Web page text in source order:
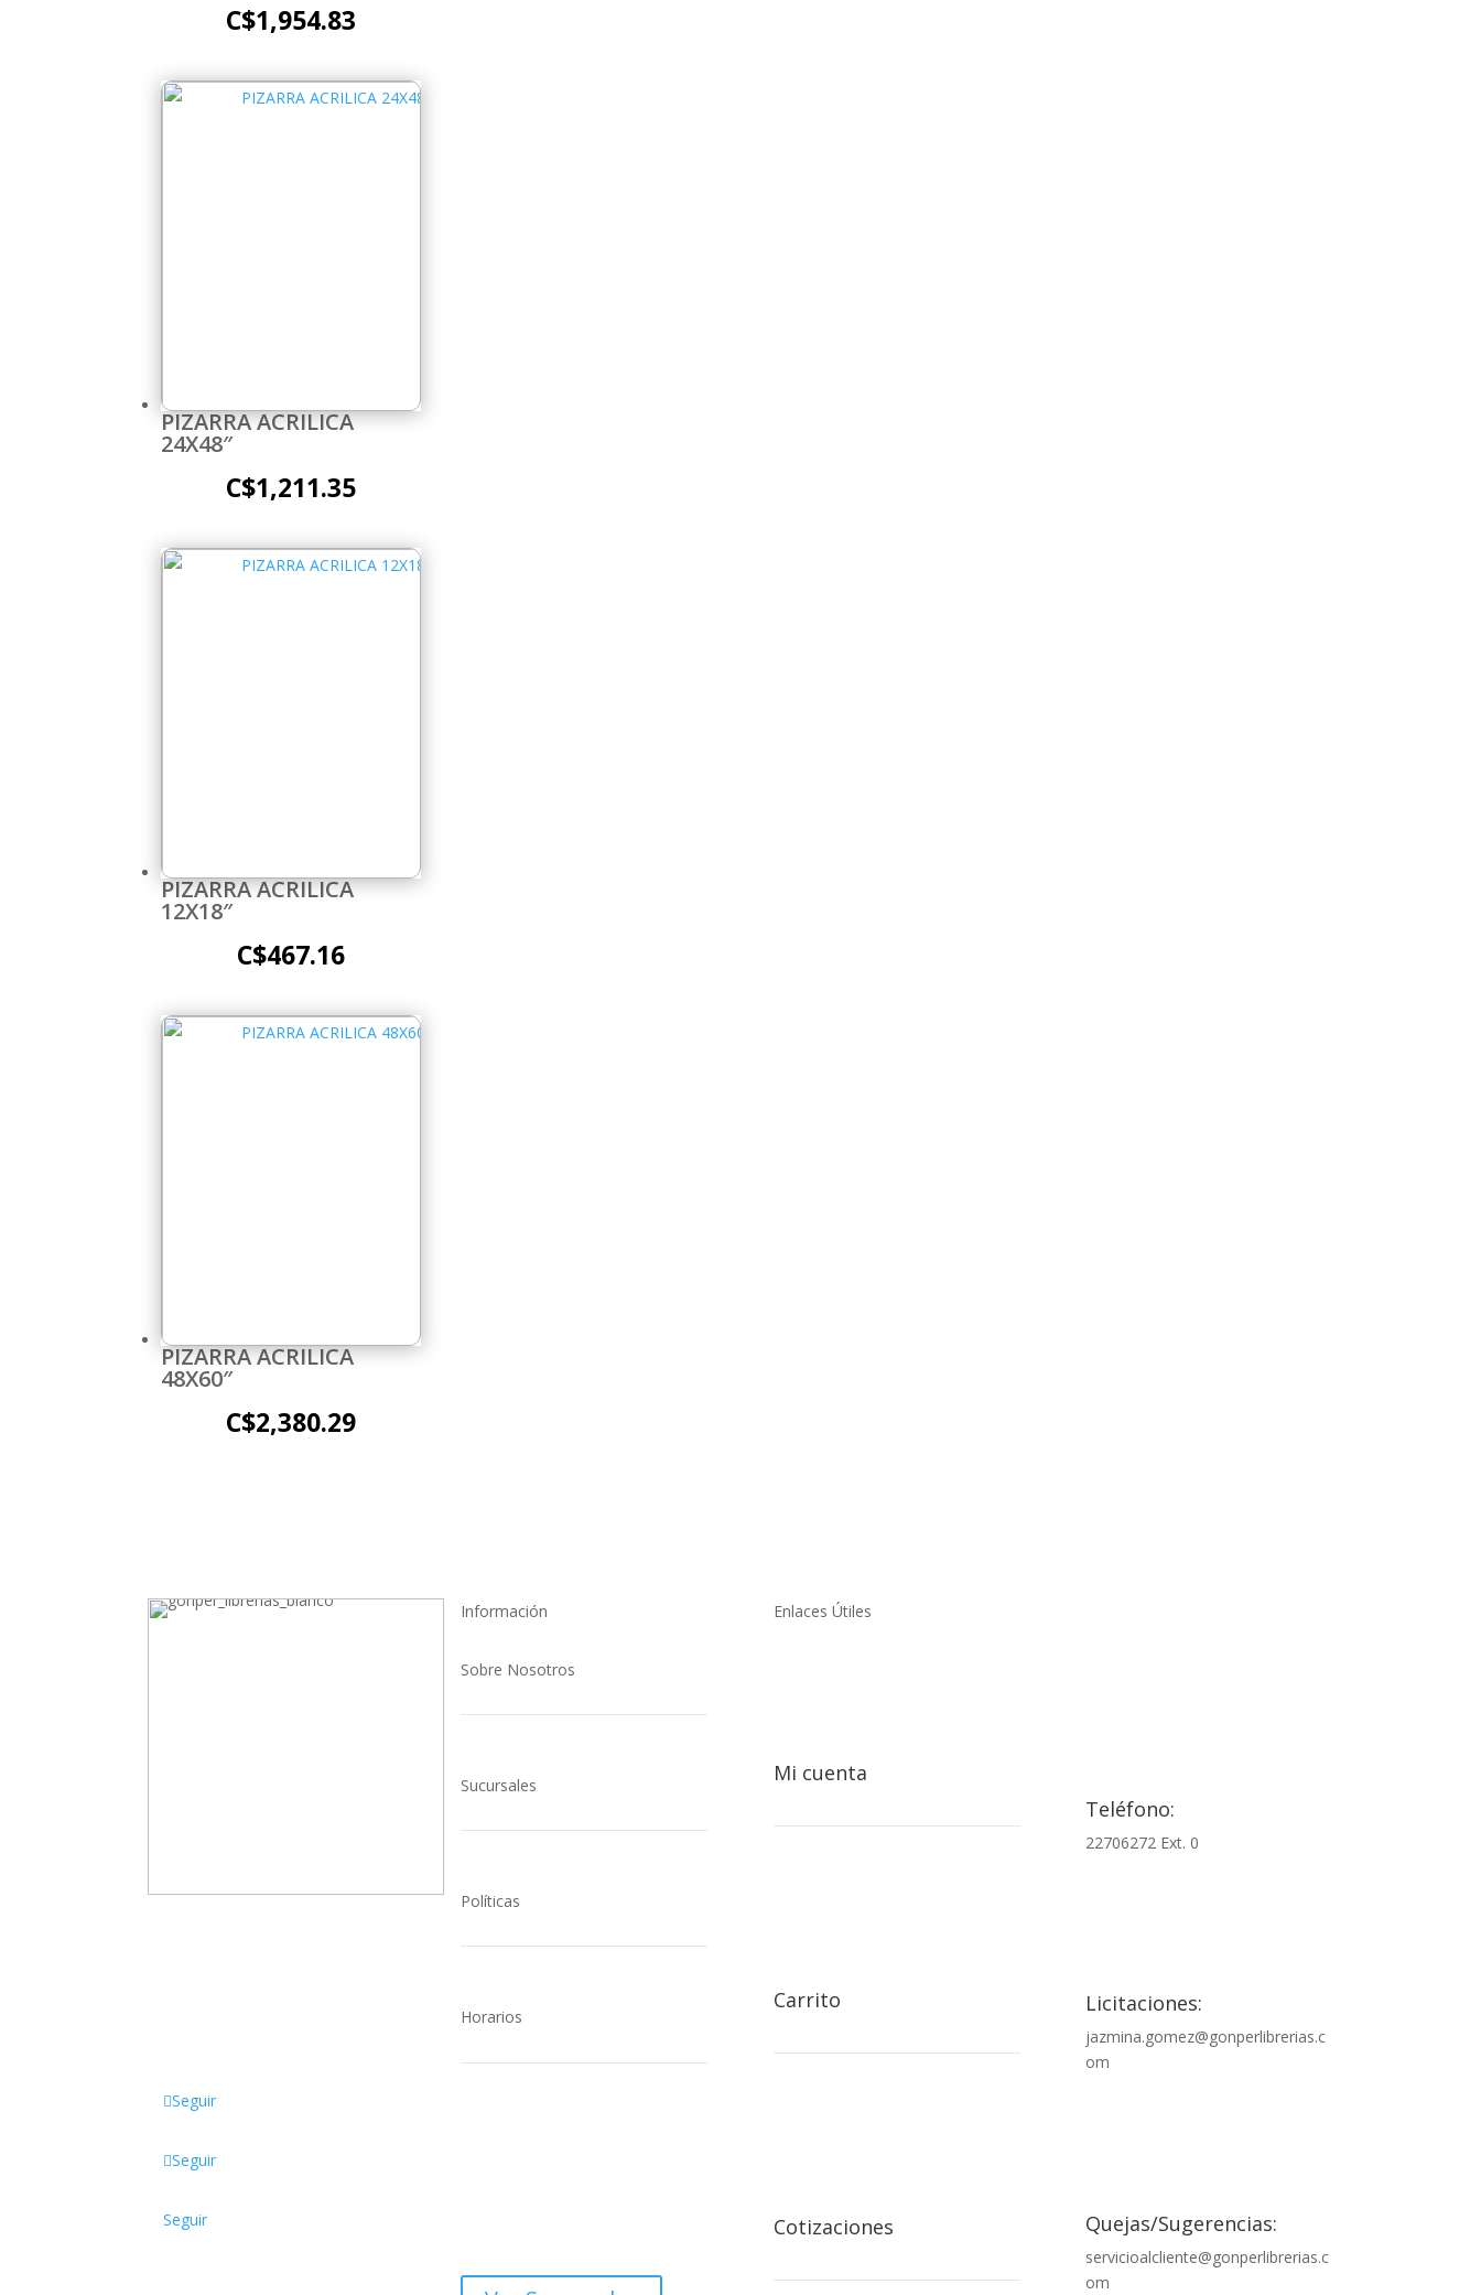
C$1,954.83
PIZARRA ACRILICA
24X48″
C$1,211.35
PIZARRA ACRILICA
12X18″
C$467.16
PIZARRA ACRILICA
48X60″
C$2,380.29
Seguir
Seguir
Seguir
Información
Sobre Nosotros
Sucursales
Políticas
Horarios
Enlaces Útiles
Mi cuenta
Carrito
Cotizaciones
Teléfono:
22706272 Ext. 0
Licitaciones:
jazmina.gomez@gonperlibrerias.c
om
Quejas/Sugerencias:
servicioalcliente@gonperlibrerias.c
om